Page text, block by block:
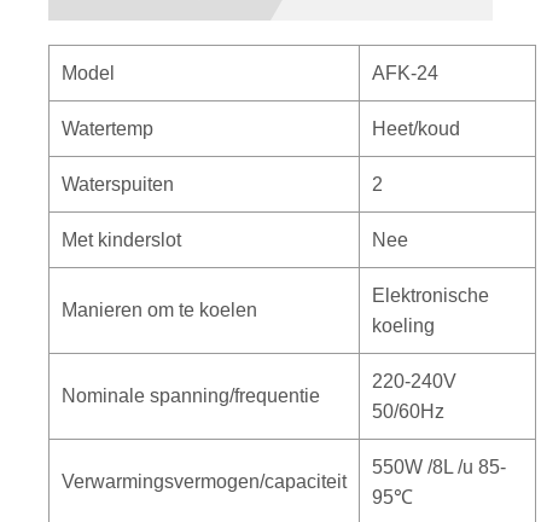
Model AFK-24
Watertemp Heet/koud
Waterspuiten 2
Met kinderslot Nee
Manieren om te koelen
Elektronische
koeling
Nominale spanning/frequentie
220-240V
50/60Hz
Verwarmingsvermogen/capaciteit
550W /8L /u 85-
95℃